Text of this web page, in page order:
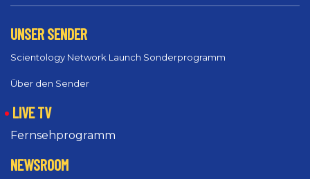
UNSER SENDER
Scientology Network Launch Sonderprogramm
Über den Sender
LIVE TV
Fernsehprogramm
NEWSROOM